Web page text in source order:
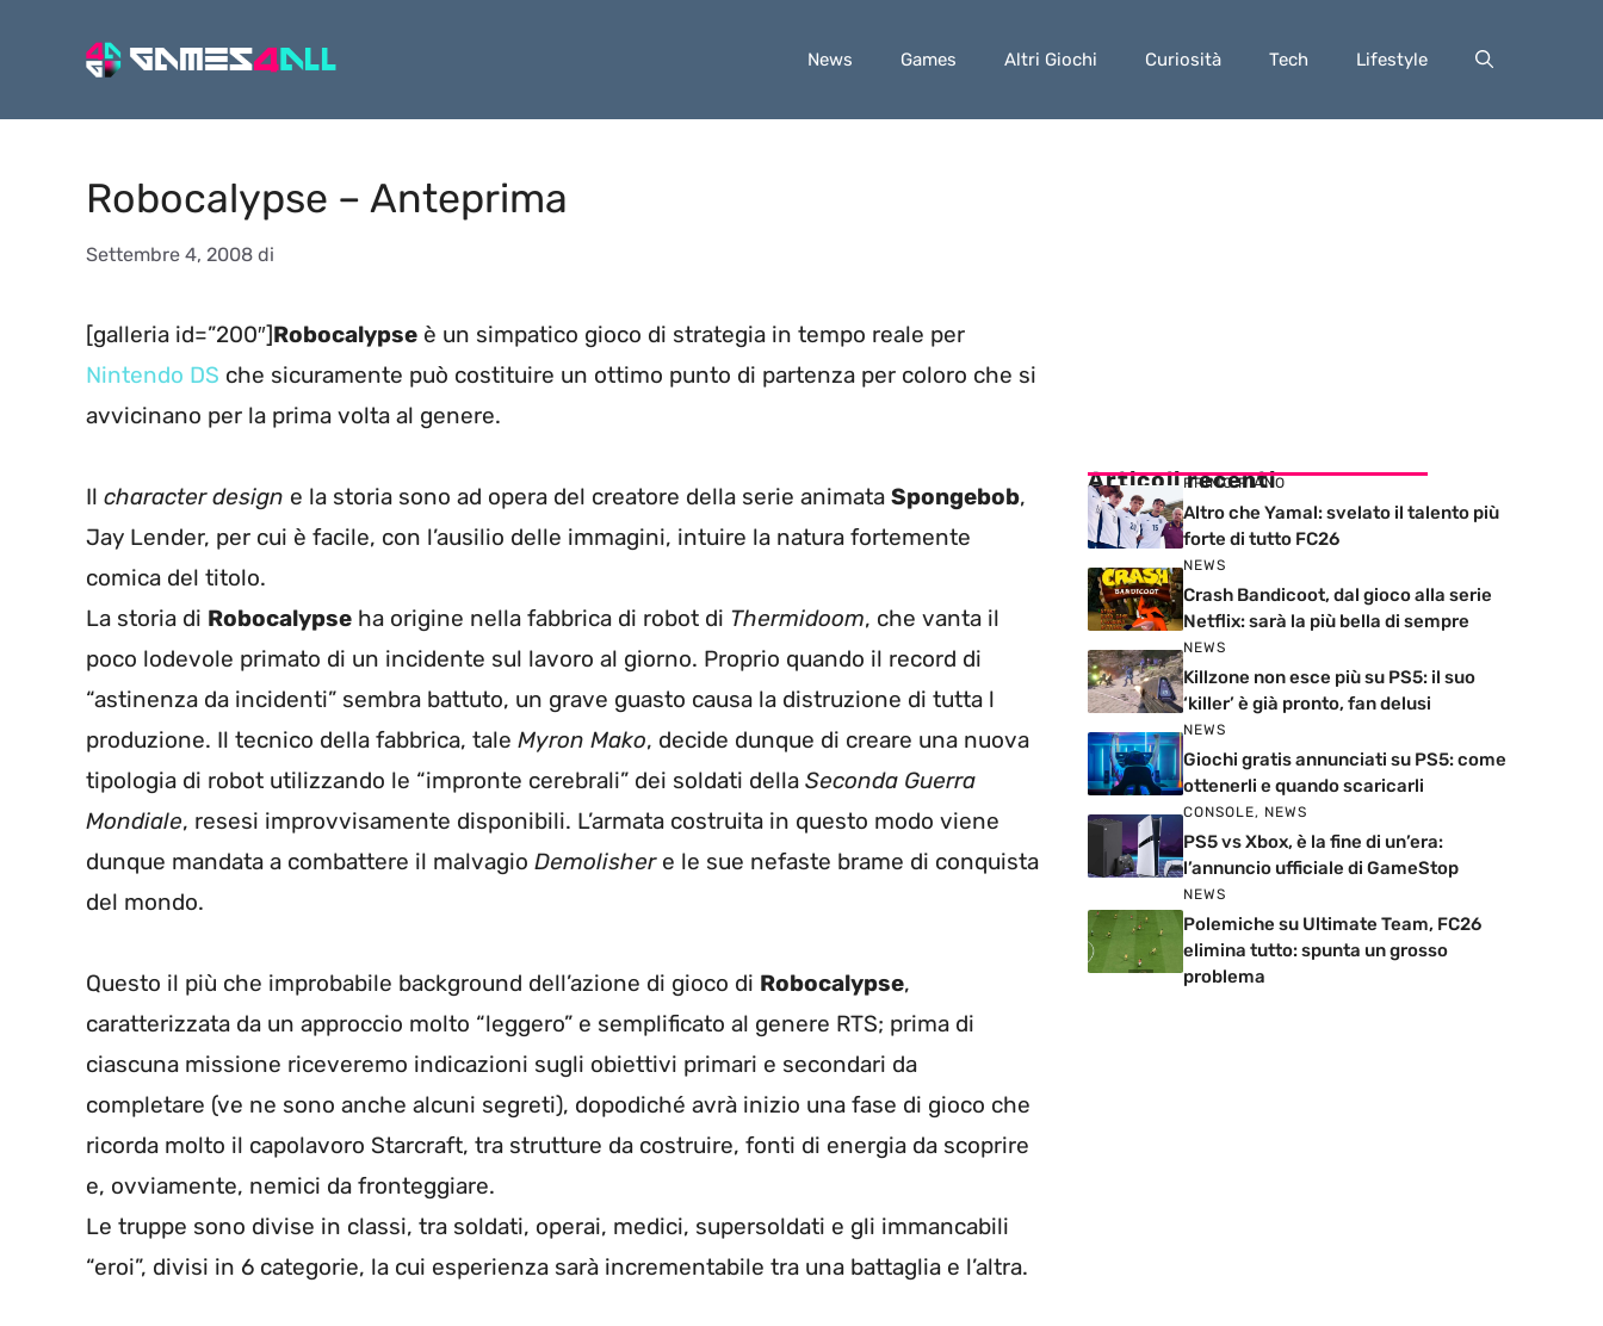
News Games Altri Giochi Curiosità Tech Lifestyle
Robocalypse – Anteprima
Settembre 4, 2008 di
[galleria id=”200″]Robocalypse è un simpatico gioco di strategia in tempo reale per
Nintendo DS che sicuramente può costituire un ottimo punto di partenza per coloro che si
avvicinano per la prima volta al genere.
Il character design e la storia sono ad opera del creatore della serie animata Spongebob,
Jay Lender, per cui è facile, con l’ausilio delle immagini, intuire la natura fortemente
comica del titolo.
La storia di Robocalypse ha origine nella fabbrica di robot di Thermidoom, che vanta il
poco lodevole primato di un incidente sul lavoro al giorno. Proprio quando il record di
“astinenza da incidenti” sembra battuto, un grave guasto causa la distruzione di tutta l
produzione. Il tecnico della fabbrica, tale Myron Mako, decide dunque di creare una nuova
tipologia di robot utilizzando le “impronte cerebrali” dei soldati della Seconda Guerra
Mondiale, resesi improvvisamente disponibili. L’armata costruita in questo modo viene
dunque mandata a combattere il malvagio Demolishere le sue nefaste brame di conquista
del mondo.
Questo il più che improbabile background dell’azione di gioco di Robocalypse,
caratterizzata da un approccio molto “leggero” e semplificato al genere RTS; prima di
ciascuna missione riceveremo indicazioni sugli obiettivi primari e secondari da
completare (ve ne sono anche alcuni segreti), dopodiché avrà inizio una fase di gioco che
ricorda molto il capolavoro Starcraft, tra strutture da costruire, fonti di energia da scoprire
e, ovviamente, nemici da fronteggiare.
Le truppe sono divise in classi, tra soldati, operai, medici, supersoldati e gli immancabili
“eroi”, divisi in 6 categorie, la cui esperienza sarà incrementabile tra una battaglia e l’altra.
Articoli recenti
PRIMO PIANO
Altro che Yamal: svelato il talento più
forte di tutto FC26
NEWS
Crash Bandicoot, dal gioco alla serie
Netflix: sarà la più bella di sempre
NEWS
Killzone non esce più su PS5: il suo
‘killer’ è già pronto, fan delusi
NEWS
Giochi gratis annunciati su PS5: come
ottenerli e quando scaricarli
CONSOLE, NEWS
PS5 vs Xbox, è la fine di un’era:
l’annuncio ufficiale di GameStop
NEWS
Polemiche su Ultimate Team, FC26
elimina tutto: spunta un grosso
problema